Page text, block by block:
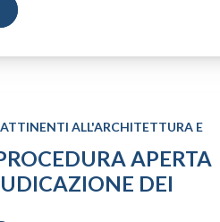
ATTINENTI ALL'ARCHITETTURA E
APERTA
DEI